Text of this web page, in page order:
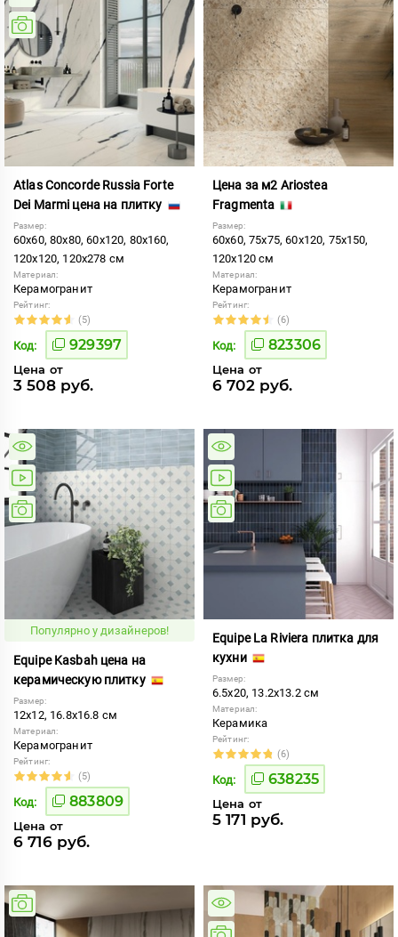
Atlas Concorde Russia Forte
Dei Marmi цена на плитку
Размер:
60x60, 80x80, 60x120, 80x160,
120x120, 120x278 см
Материал:
Керамогранит
Рейтинг:
(5)
Код: 929397
Цена от
3 508 руб.
Цена за м2 Ariostea
Fragmenta
Размер:
60x60, 75x75, 60x120, 75x150,
120x120 см
Материал:
Керамогранит
Рейтинг:
(6)
Код: 823306
Цена от
6 702 руб.
Популярно у дизайнеров!
Equipe Kasbah цена на
керамическую плитку
Размер:
12x12, 16.8x16.8 см
Материал:
Керамогранит
Рейтинг:
(5)
Код: 883809
Цена от
6 716 руб.
Equipe La Riviera плитка для
кухни
Размер:
6.5x20, 13.2x13.2 см
Материал:
Керамика
Рейтинг:
(6)
Код: 638235
Цена от
5 171 руб.